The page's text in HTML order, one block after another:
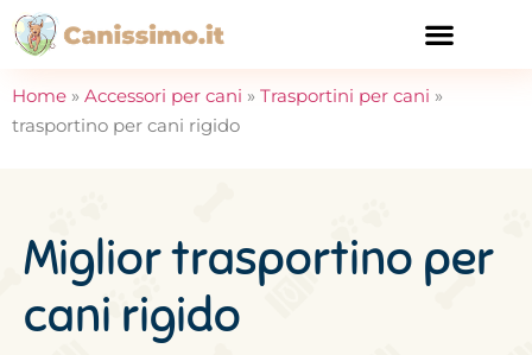
Home » Accessori per cani » Trasportini per cani »
trasportino per cani rigido
Miglior trasportino per
cani rigido